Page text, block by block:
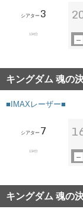
シアター 3
134分
キングダム 魂の
■IMAXレーザー■
シアター 7
134分
キングダム 魂の